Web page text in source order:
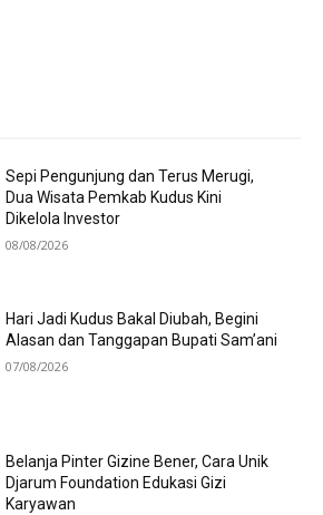
Sepi Pengunjung dan Terus Merugi,
Dua Wisata Pemkab Kudus Kini
Dikelola Investor
08/08/2026
Hari Jadi Kudus Bakal Diubah, Begini
Alasan dan Tanggapan Bupati Sam’ani
07/08/2026
Belanja Pinter Gizine Bener, Cara Unik
Djarum Foundation Edukasi Gizi
Karyawan